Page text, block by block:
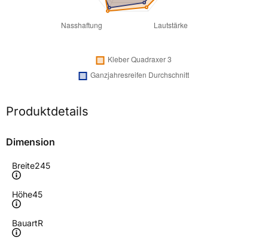
Produktdetails
Dimension
Breite245
Höhe45
BauartR